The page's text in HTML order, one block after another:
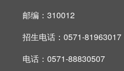
邮编：310012
招生电话：0571-81963017
电话：0571-88830507